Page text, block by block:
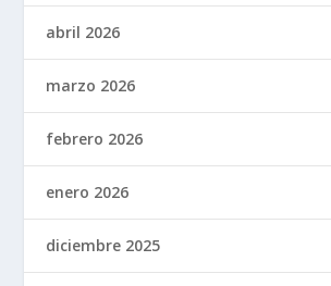
abril 2026
marzo 2026
febrero 2026
enero 2026
diciembre 2025